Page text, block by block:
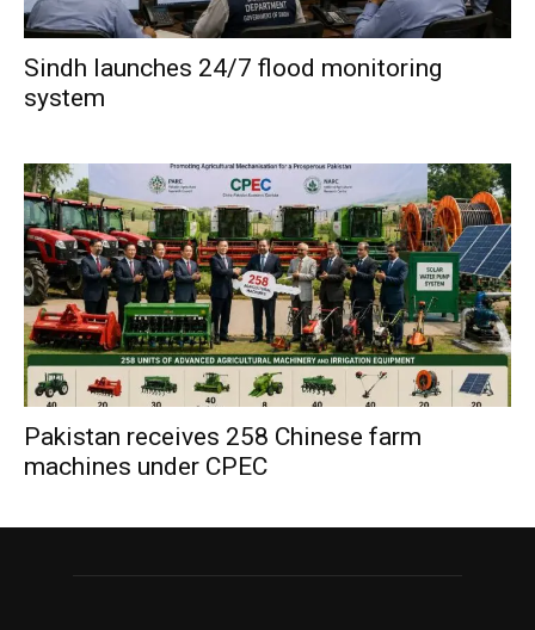
Sindh launches 24/7 flood monitoring
system
Pakistan receives 258 Chinese farm
machines under CPEC